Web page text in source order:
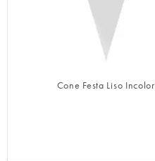
FAZER LOGIN
Cone Festa Liso Incolor